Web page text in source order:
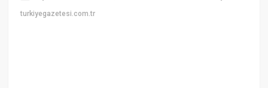
turkiyegazetesi.com.tr